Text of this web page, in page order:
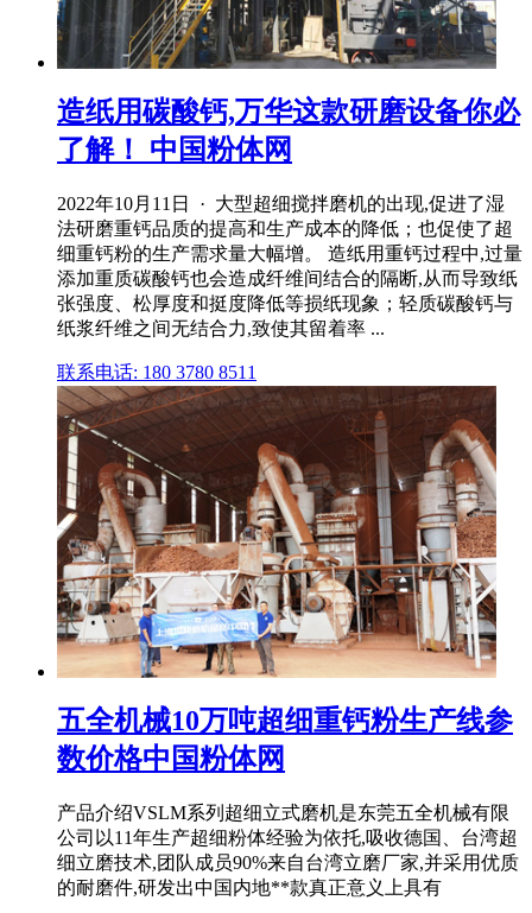
造纸用碳酸钙,万华这款研磨设备你必
了解！ 中国粉体网
2022年10月11日 · 大型超细搅拌磨机的出现,促进了湿
法研磨重钙品质的提高和生产成本的降低；也促使了超
细重钙粉的生产需求量大幅增。 造纸用重钙过程中,过量
添加重质碳酸钙也会造成纤维间结合的隔断,从而导致纸
张强度、松厚度和挺度降低等损纸现象；轻质碳酸钙与
纸浆纤维之间无结合力,致使其留着率 ...
联系电话: 180 3780 8511
五全机械10万吨超细重钙粉生产线参
数价格中国粉体网
产品介绍VSLM系列超细立式磨机是东莞五全机械有限
公司以11年生产超细粉体经验为依托,吸收德国、台湾超
细立磨技术,团队成员90%来自台湾立磨厂家,并采用优质
的耐磨件,研发出中国内地**款真正意义上具有